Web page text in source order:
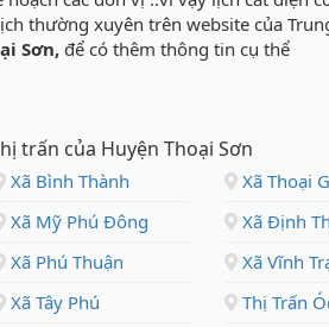
thường xuyên trên website của
Sơn,để có thêm thông tin cụ thể
trấn của Huyện Thoại Sơn
Xã Bình Thành Xã Thoại
Xã Mỹ Phú Đông Xã Định
Xã Phú Thuận Xã Vĩnh
Xã Tây Phú Thị Trấn